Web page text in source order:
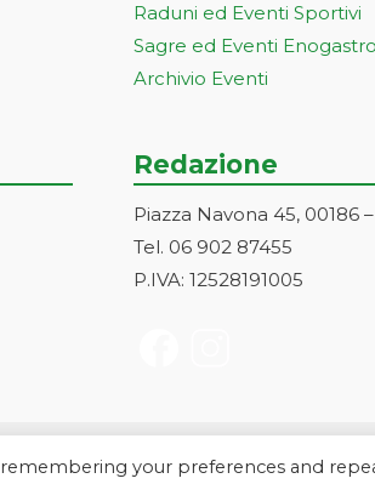
Raduni ed Eventi Sportivi
Sagre ed Eventi
Archivio Eventi
Redazione
Piazza Navona 45, 00186
Tel. 06 902 87455
P.IVA: 12528191005
45, 00186 Roma | PI e CF:
your preferences and